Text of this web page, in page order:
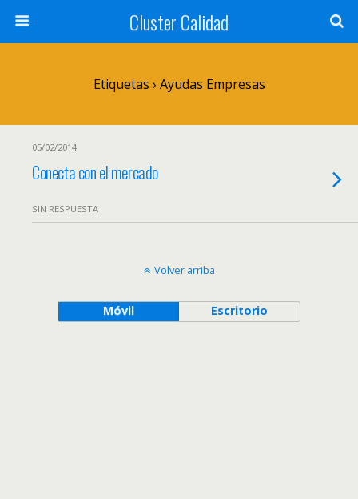
Cluster Calidad
Etiquetas › Ayudas Empresas
05/02/2014
Conecta con el mercado
SIN RESPUESTA
Volver arriba
Móvil Escritorio